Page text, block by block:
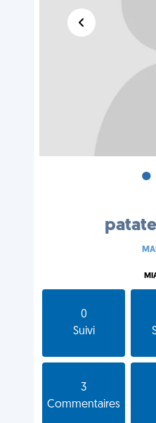
•
0
Suivi
3
Commentaires